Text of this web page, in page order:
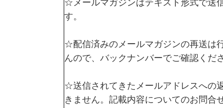
☆メールマガジンはテキスト形式で送
す。
☆配信済みのメールマガジンの再送は
んので、バックナンバーでご確認くだ
☆送信されてきたメールアドレスへの
きません。記載内容についてのお問合